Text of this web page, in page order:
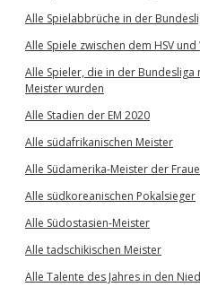
Alle Spielabbrüche in der
Alle Spiele zwischen dem HSV
Alle Spieler, die in der Bundesliga
Meister wurden
Alle Stadien der EM 2020
Alle südafrikanischen Meister
Alle Südamerika-Meister der
Alle südkoreanischen Pokalsieger
Alle Südostasien-Meister
Alle tadschikischen Meister
Alle Talente des Jahres in den